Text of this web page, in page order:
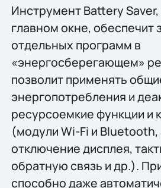
Инструмент Battery
главном окне, обеспечит
отдельных программ в
«энергосберегающем»
позволит применять
энергопотребления и
ресурсоемкие функции и
(модули Wi-Fi и
отключение дисплея,
обратную связь и др.).
способно даже